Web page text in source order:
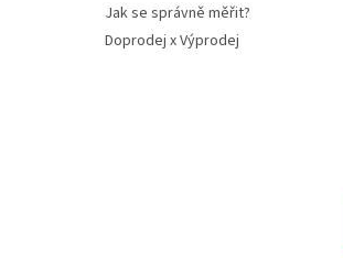
Jak se správně měřit?
Doprodej x Výprodej